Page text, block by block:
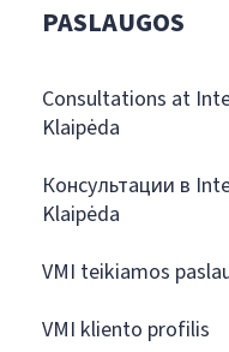
PASLAUGOS
Consultations at
Klaipėda
Консультации в
Klaipėda
VMI teikiamos
VMI kliento profilis